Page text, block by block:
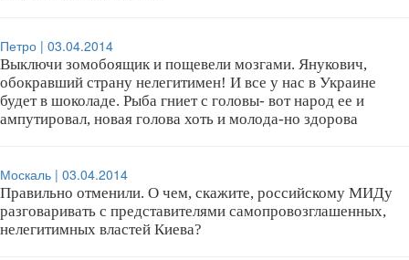
Петро | 03.04.2014
Выключи зомобоящик и пощевели мозгами. Янукович,
обокравший страну нелегитимен! И все у нас в Украине
будет в шоколаде. Рыба гниет с головы- вот народ ее и
ампутировал, новая голова хоть и молода-но здорова
Москаль | 03.04.2014
Правильно отменили. О чем, скажите, российскому МИДу
разговаривать с представителями самопровозглашенных,
нелегитимных властей Киева?